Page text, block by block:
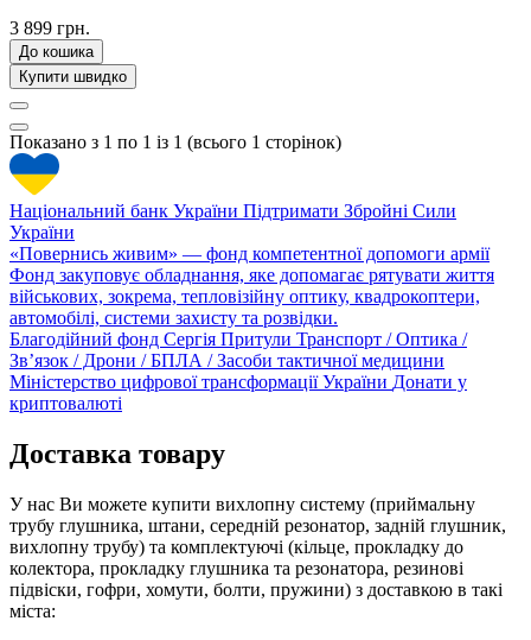
3 899 грн.
До кошика
Купити швидко
Показано з 1 по 1 із 1 (всього 1 сторінок)
Національний банк України Підтримати Збройні Сили
України
«Повернись живим» — фонд компетентної допомоги армії
Фонд закуповує обладнання, яке допомагає рятувати життя
військових, зокрема, тепловізійну оптику, квадрокоптери,
автомобілі, системи захисту та розвідки.
Благодійний фонд Сергія Притули Транспорт / Оптика /
Зв’язок / Дрони / БПЛА / Засоби тактичної медицини
Міністерство цифрової трансформації України Донати у
криптовалюті
Доставка товару
У нас Ви можете купити вихлопну систему (приймальну
трубу глушника, штани, середній резонатор, задній глушник,
вихлопну трубу) та комплектуючі (кільце, прокладку до
колектора, прокладку глушника та резонатора, резинові
підвіски, гофри, хомути, болти, пружини) з доставкою в такі
міста: